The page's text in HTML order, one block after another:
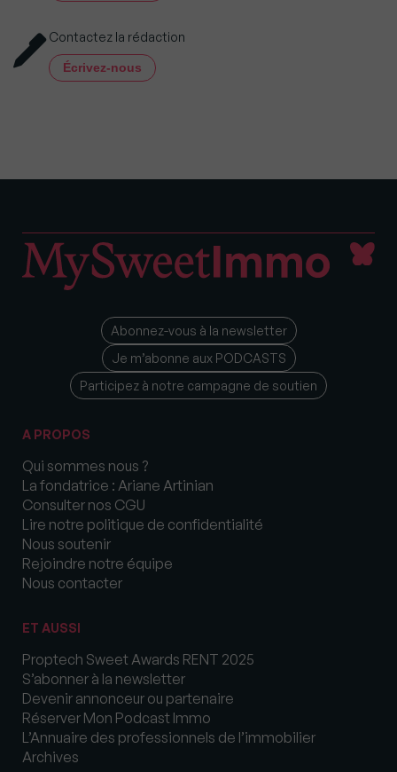
Contactez la rédaction
Écrivez-nous
Abonnez-vous à la newsletter
Je m’abonne aux PODCASTS
Participez à notre campagne de soutien
A PROPOS
Qui sommes nous ?
La fondatrice : Ariane Artinian
Consulter nos CGU
Lire notre politique de confidentialité
Nous soutenir
Rejoindre notre équipe
Nous contacter
ET AUSSI
Proptech Sweet Awards RENT 2025
S’abonner à la newsletter
Devenir annonceur ou partenaire
Réserver Mon Podcast Immo
L’Annuaire des professionnels de l’immobilier
Archives